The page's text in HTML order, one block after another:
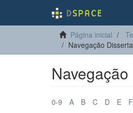
Página inicial
Navegação
0-9 A B C D E F